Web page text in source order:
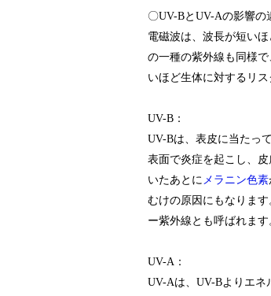
〇UV-BとUV-Aの影響の
電磁波は、波長が短い
の一種の紫外線も同様
いほど生体に対するリ
UV-B：
UV-Bは、表皮に当たっ
表面で炎症を起こし、
いたあとに メラニン色素
むけの原因にもなりま
ー紫外線とも呼ばれます
UV-A：
UV-Aは、UV-Bよりエネ